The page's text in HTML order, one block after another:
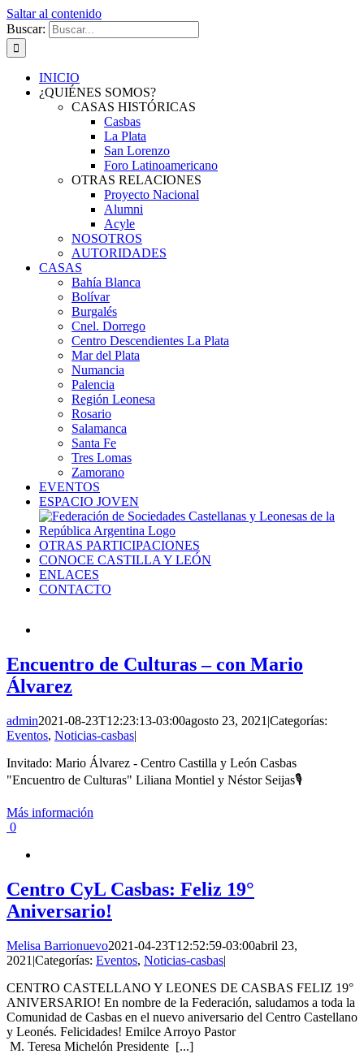
Saltar al contenido
Buscar:
INICIO
¿QUIÉNES SOMOS?
CASAS HISTÓRICAS
Casbas
La Plata
San Lorenzo
Foro Latinoamericano
OTRAS RELACIONES
Proyecto Nacional
Alumni
Acyle
NOSOTROS
AUTORIDADES
CASAS
Bahía Blanca
Bolívar
Burgalés
Cnel. Dorrego
Centro Descendientes La Plata
Mar del Plata
Numancia
Palencia
Región Leonesa
Rosario
Salamanca
Santa Fe
Tres Lomas
Zamorano
EVENTOS
ESPACIO JOVEN
OTRAS PARTICIPACIONES
CONOCE CASTILLA Y LEÓN
ENLACES
CONTACTO
Encuentro de Culturas – con Mario
Álvarez
admin2021-08-23T12:23:13-03:00agosto 23, 2021 |Categorías:
Eventos, Noticias-casbas|
Invitado: Mario Álvarez - Centro Castilla y León Casbas
"Encuentro de Culturas" Liliana Montiel y Néstor Seijas🎙
Más información
0
Centro CyL Casbas: Feliz 19°
Aniversario!
Melisa Barrionuevo2021-04-23T12:52:59-03:00abril 23,
2021 |Categorías: Eventos, Noticias-casbas|
CENTRO CASTELLANO Y LEONES DE CASBAS FELIZ 19°
ANIVERSARIO! En nombre de la Federación, saludamos a toda la
Comunidad de Casbas en el nuevo aniversario del Centro Castellano
y Leonés. Felicidades! Emilce Arroyo Pastor
M. Teresa Michelón Presidente [...]